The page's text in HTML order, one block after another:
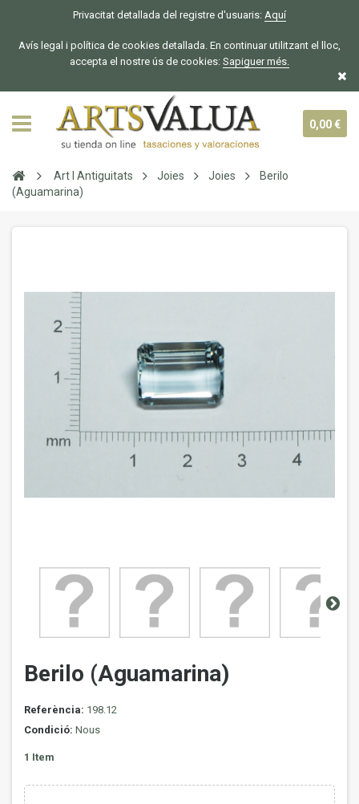
Privacitat detallada del registre d'usuaris: Aquí
Avís legal i política de cookies detallada. En continuar utilitzant el lloc,
accepta el nostre ús de cookies: Sapiguer més.
0,00 €
Art I Antiguitats Joies Joies
Berilo
(Aguamarina)
Berilo (Aguamarina)
Referència: 198.12
Condició: Nous
1 Item